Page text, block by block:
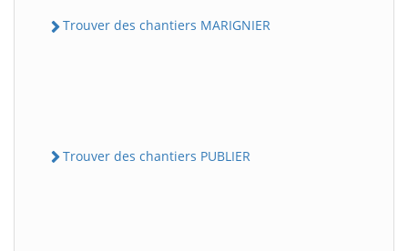
Trouver des chantiers MARIGNIER
Trouver des chantiers PUBLIER